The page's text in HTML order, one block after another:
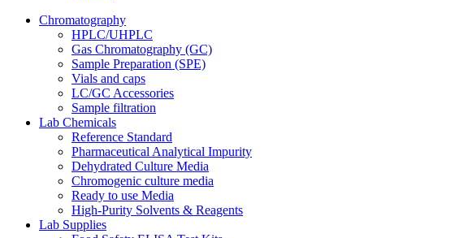
Chromatography
HPLC/UHPLC
Gas Chromatography (GC)
Sample Preparation (SPE)
Vials and caps
LC/GC Accessories
Sample filtration
Lab Chemicals
Reference Standard
Pharmaceutical Analytical Impurity
Dehydrated Culture Media
Chromogenic culture media
Ready to use Media
High-Purity Solvents & Reagents
Lab Supplies